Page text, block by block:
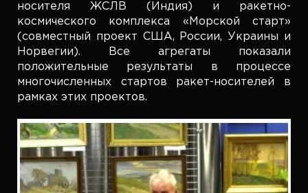
носителя ЖСЛВ (Индия) и ракетно-
космического комплекса «Морской старт»
(совместный проект США, России, Украины и
Норвегии). Все агрегаты показали
положительные результаты в процессе
многочисленных стартов ракет-носителей в
рамках этих проектов.